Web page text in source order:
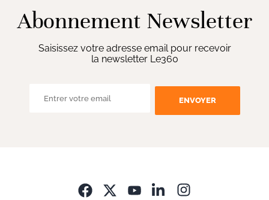
Abonnement Newsletter
Saisissez votre adresse email pour recevoir
la newsletter Le360
ENVOYER